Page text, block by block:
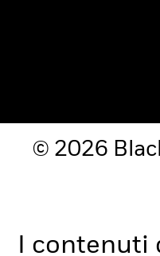
© 2026
I